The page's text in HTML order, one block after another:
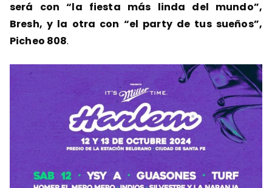
será con “la fiesta más linda del mundo”,
Bresh, y la otra con “el party de tus sueños”,
Picheo 808.